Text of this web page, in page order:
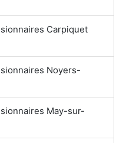
Carpiquet
Noyers-
May-sur-